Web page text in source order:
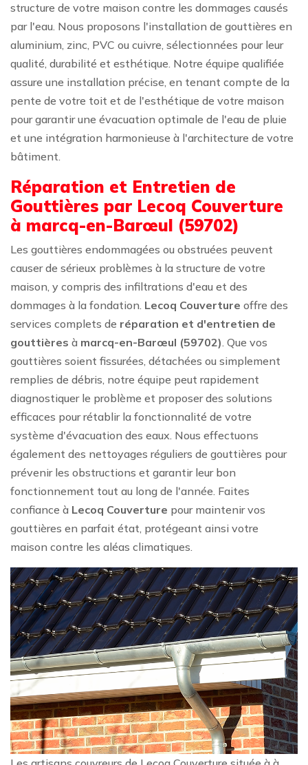
structure de votre maison contre les dommages causés
par l'eau. Nous proposons l'installation de gouttières en
aluminium, zinc, PVC ou cuivre, sélectionnées pour leur
qualité, durabilité et esthétique. Notre équipe qualifiée
assure une installation précise, en tenant compte de la
pente de votre toit et de l'esthétique de votre maison
pour garantir une évacuation optimale de l'eau de pluie
et une intégration harmonieuse à l'architecture de votre
bâtiment.
Réparation et Entretien de
Gouttières par Lecoq Couverture
à marcq-en-Barœul (59702)
Les gouttières endommagées ou obstruées peuvent
causer de sérieux problèmes à la structure de votre
maison, y compris des infiltrations d'eau et des
dommages à la fondation. Lecoq Couverture offre des
services complets de réparation et d'entretien de
gouttières à marcq-en-Barœul (59702). Que vos
gouttières soient fissurées, détachées ou simplement
remplies de débris, notre équipe peut rapidement
diagnostiquer le problème et proposer des solutions
efficaces pour rétablir la fonctionnalité de votre
système d'évacuation des eaux. Nous effectuons
également des nettoyages réguliers de gouttières pour
prévenir les obstructions et garantir leur bon
fonctionnement tout au long de l'année. Faites
confiance à Lecoq Couverture pour maintenir vos
gouttières en parfait état, protégeant ainsi votre
maison contre les aléas climatiques.